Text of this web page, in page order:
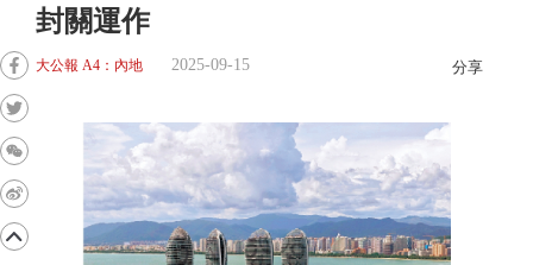
封關運作
大公報 A4：內地 2025-09-15 分享